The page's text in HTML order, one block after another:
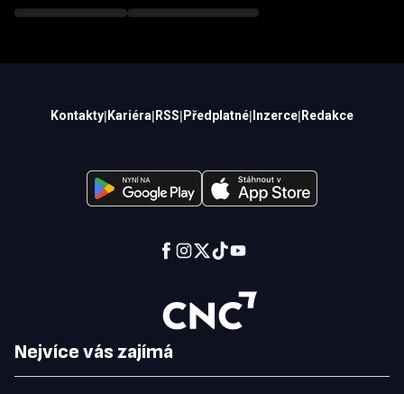
Nejvíce vás zajímá
Kontakty| Kariéra| RSS| Předplatné| Inzerce| Redakce